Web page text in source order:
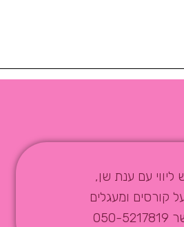
ליווי עם ענת שן,
קורסים ומעגלים